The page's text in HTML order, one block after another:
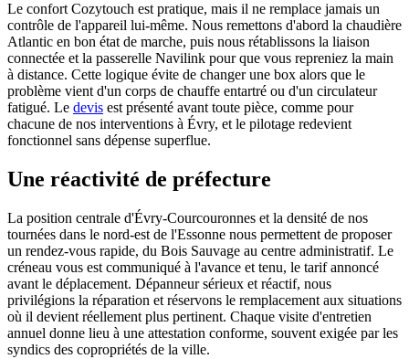
Le confort Cozytouch est pratique, mais il ne remplace jamais un
contrôle de l'appareil lui-même. Nous remettons d'abord la chaudière
Atlantic en bon état de marche, puis nous rétablissons la liaison
connectée et la passerelle Navilink pour que vous repreniez la main
à distance. Cette logique évite de changer une box alors que le
problème vient d'un corps de chauffe entartré ou d'un circulateur
fatigué. Le devis est présenté avant toute pièce, comme pour
chacune de nos interventions à Évry, et le pilotage redevient
fonctionnel sans dépense superflue.
Une réactivité de préfecture
La position centrale d'Évry-Courcouronnes et la densité de nos
tournées dans le nord-est de l'Essonne nous permettent de proposer
un rendez-vous rapide, du Bois Sauvage au centre administratif. Le
créneau vous est communiqué à l'avance et tenu, le tarif annoncé
avant le déplacement. Dépanneur sérieux et réactif, nous
privilégions la réparation et réservons le remplacement aux situations
où il devient réellement plus pertinent. Chaque visite d'entretien
annuel donne lieu à une attestation conforme, souvent exigée par les
syndics des copropriétés de la ville.